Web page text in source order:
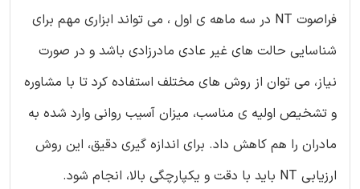
فراصوت NT در سه ماهه ی اول ، می تواند ابزاری مهم برای
شناسایی حالت های غیر عادی مادرزادی باشد و در صورت
نیاز، می توان از روش های مختلف استفاده کرد تا با مشاوره
و تشخیص اولیه ی مناسب، میزان آسیب روانی وارد شده به
مادران را هم کاهش داد. برای اندازه گیری دقیق، این روش
ارزیابی NT باید با دقت و یکپارچگی بالا، انجام شود.